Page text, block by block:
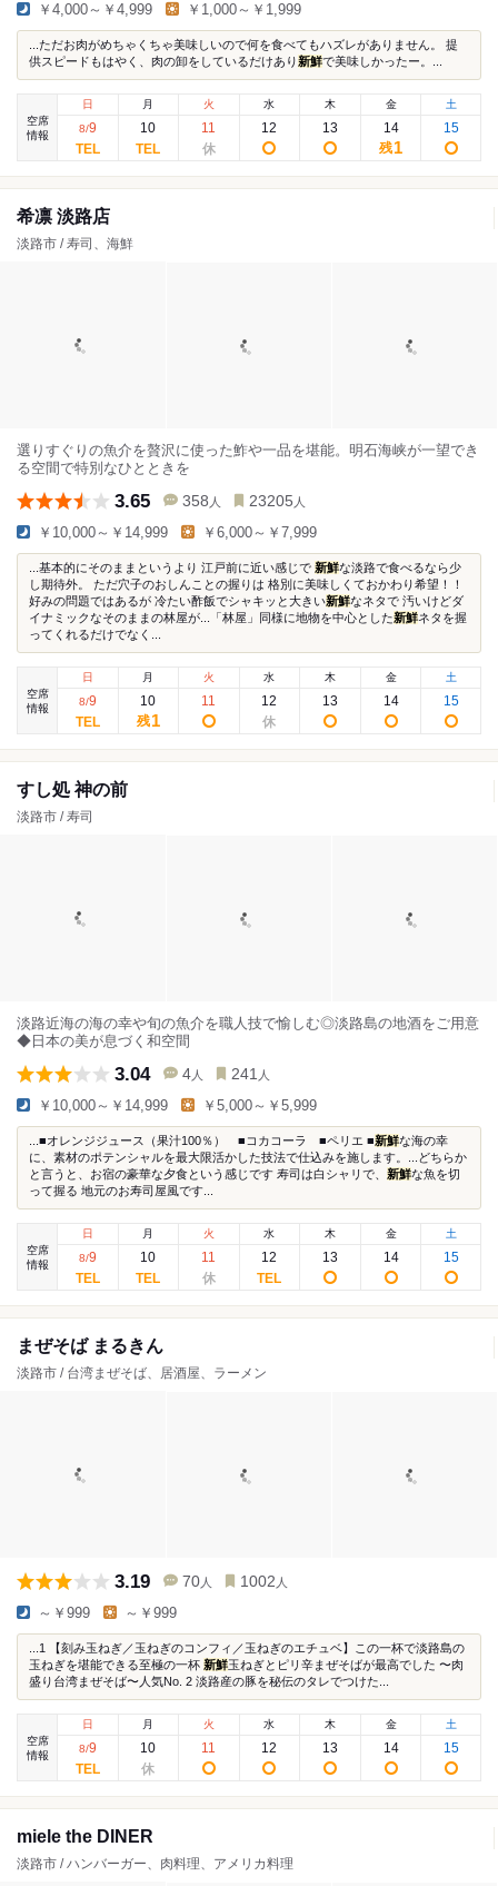
￥4,000～￥4,999 ￥1,000～￥1,999
...ただお肉がめちゃくちゃ美味しいので何を食べてもハズレがありません。 提
供スピードもはやく、肉の卸をしているだけあり新鮮で美味しかったー。...
空席
情報
日
8/9
月
10
火
11
水
12
木
13
金
14
残1
土
15
希凛 淡路店
淡路市 / 寿司、海鮮
選りすぐりの魚介を贅沢に使った鮓や一品を堪能。明石海峡が一望でき
る空間で特別なひとときを
3.65 358 人 23205 人
￥10,000～￥14,999 ￥6,000～￥7,999
...基本的にそのままというより 江戸前に近い感じで 新鮮な淡路で食べるなら少
し期待外。 ただ穴子のおしんことの握りは 格別に美味しくておかわり希望！！
好みの問題ではあるが 冷たい酢飯でシャキッと大きい新鮮なネタで 汚いけどダ
イナミックなそのままの林屋が...「林屋」同様に地物を中心とした新鮮ネタを握
ってくれるだけでなく...
空席
情報
日
8/9
月
10
残1
火
11
水
12
木
13
金
14
土
15
すし処 神の前
淡路市 / 寿司
淡路近海の海の幸や旬の魚介を職人技で愉しむ◎淡路島の地酒をご用意
◆日本の美が息づく和空間
3.04 4 人 241 人
￥10,000～￥14,999 ￥5,000～￥5,999
...■オレンジジュース（果汁100％） ■コカコーラ ■ペリエ ■新鮮な海の幸
に、素材のポテンシャルを最大限活かした技法で仕込みを施します。...どちらか
と言うと、お宿の豪華な夕食という感じです 寿司は白シャリで、 新鮮な魚を切
って握る 地元のお寿司屋風です...
空席
情報
日
8/9
月
10
火
11
水
12
木
13
金
14
土
15
まぜそば まるきん
淡路市 / 台湾まぜそば、居酒屋、ラーメン
3.19 70 人 1002 人
～￥999 ～￥999
...1 【刻み玉ねぎ／玉ねぎのコンフィ／玉ねぎのエチュベ】この一杯で淡路島の
玉ねぎを堪能できる至極の一杯 新鮮玉ねぎとピリ辛まぜそばが最高でした 〜肉
盛り台湾まぜそば〜人気No. 2 淡路産の豚を秘伝のタレでつけた...
空席
情報
日
8/9
月
10
火
11
水
12
木
13
金
14
土
15
miele the DINER
淡路市 / ハンバーガー、肉料理、アメリカ料理